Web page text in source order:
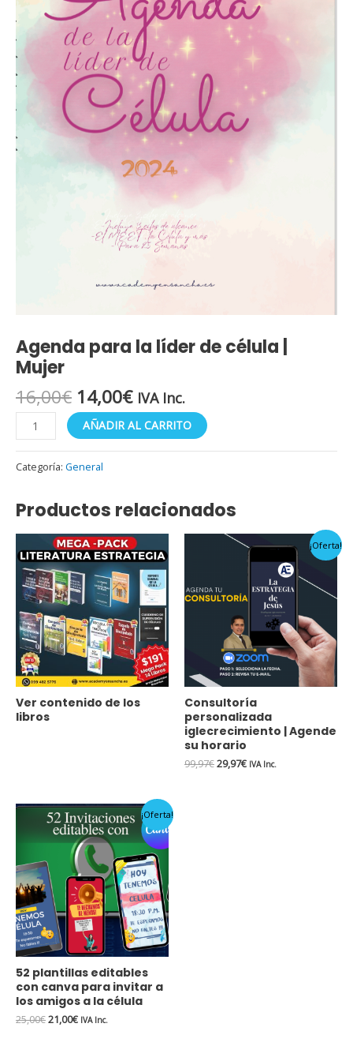
Agenda para la líder de célula |
Mujer
16,00€ 14,00€ IVA Inc.
Mujer
cantidad
AÑADIR AL CARRITO
Categoría: General
Productos relacionados
Ver contenido de los
libros
¡Oferta!
Consultoría
personalizada
iglecrecimiento | Agende
su horario
99,97€
99,97€.
29,97€
precio
actual
29,97€.
IVA Inc.
¡Oferta!
52 plantillas editables
con canva para invitar a
los amigos a la célula
25,00€
El
precio
original
era:
25,00€.
21,00€
El
precio
actual
es:
21,00€.
IVA Inc.